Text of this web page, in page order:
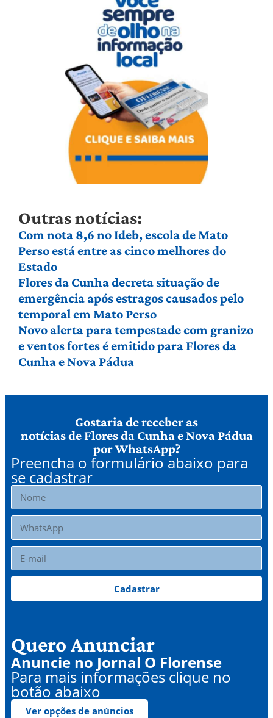
Outras notícias:
Com nota 8,6 no Ideb, escola de Mato
Perso está entre as cinco melhores do
Estado
Flores da Cunha decreta situação de
emergência após estragos causados pelo
temporal em Mato Perso
Novo alerta para tempestade com granizo
e ventos fortes é emitido para Flores da
Cunha e Nova Pádua
Gostaria de receber as
notícias de Flores da Cunha e Nova Pádua
por WhatsApp?
Preencha o formulário abaixo para
se cadastrar
Cadastrar
Quero Anunciar
Anuncie no Jornal O Florense
Para mais informações clique no
botão abaixo
Ver opções de anúncios